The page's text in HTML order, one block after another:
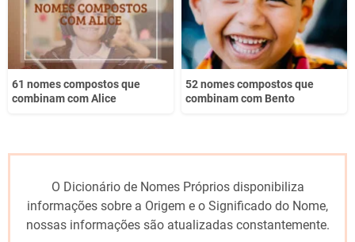
61 nomes compostos que
combinam com Alice
52 nomes compostos que
combinam com Bento
O Dicionário de Nomes Próprios disponibiliza
informações sobre a Origem e o Significado do Nome,
nossas informações são atualizadas constantemente.